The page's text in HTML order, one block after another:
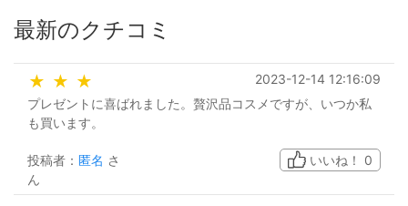
最新のクチコミ
★ ★ ★
2023-12-14 12:16:09
プレゼントに喜ばれました。贅沢品コスメですが、いつか私
も買います。
投稿者： 匿名 さ
ん
いいね！ 0